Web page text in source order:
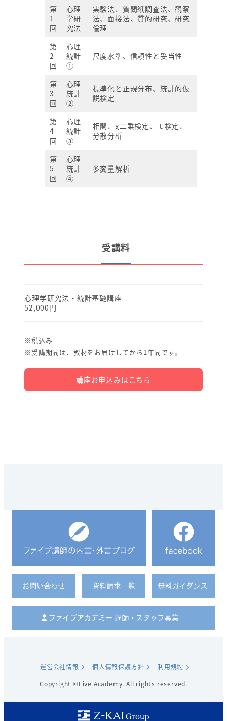
第
1
回
心理
学研
究法
実験法、質問紙調査法、観察
法、面接法、質的研究、研究
倫理
第
2
回
心理
統計
①
尺度水準、信頼性と妥当性
第
3
回
心理
統計
②
標準化と正規分布、統計的仮
説検定
第
4
回
心理
統計
③
相関、χ二乗検定、ｔ検定、
分散分析
第
5
回
心理
統計
④
多変量解析
受講料
心理学研究法・統計基礎講座
52,000円
※税込み
※受講期間は、教材をお届けしてから1年間です。
講座お申込みはこちら
運営会社情報 個人情報保護方針
利用規約
Copyright ©Five Academy. All rights reserved.